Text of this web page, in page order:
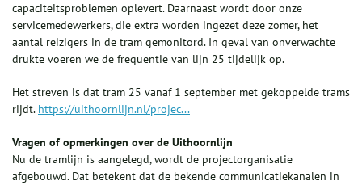
capaciteitsproblemen oplevert. Daarnaast wordt door onze
servicemedewerkers, die extra worden ingezet deze zomer, het
aantal reizigers in de tram gemonitord. In geval van onverwachte
drukte voeren we de frequentie van lijn 25 tijdelijk op.
Het streven is dat tram 25 vanaf 1 september met gekoppelde trams
rijdt. https://uithoornlijn.nl/projec...
Vragen of opmerkingen over de Uithoornlijn
Nu de tramlijn is aangelegd, wordt de projectorganisatie
afgebouwd. Dat betekent dat de bekende communicatiekanalen in